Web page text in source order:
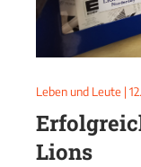
Leben und Leute |
Lions